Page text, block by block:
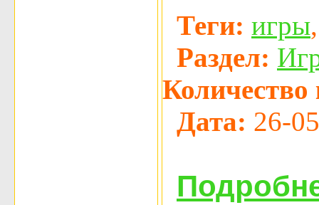
Теги: игры
Раздел:
Количество
Дата: 26-